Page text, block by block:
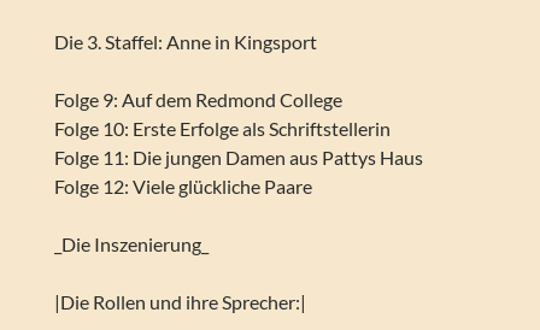
Die 3. Staffel: Anne in Kingsport
Folge 9: Auf dem Redmond College
Folge 10: Erste Erfolge als Schriftstellerin
Folge 11: Die jungen Damen aus Pattys Haus
Folge 12: Viele glückliche Paare
_Die Inszenierung_
|Die Rollen und ihre Sprecher:|